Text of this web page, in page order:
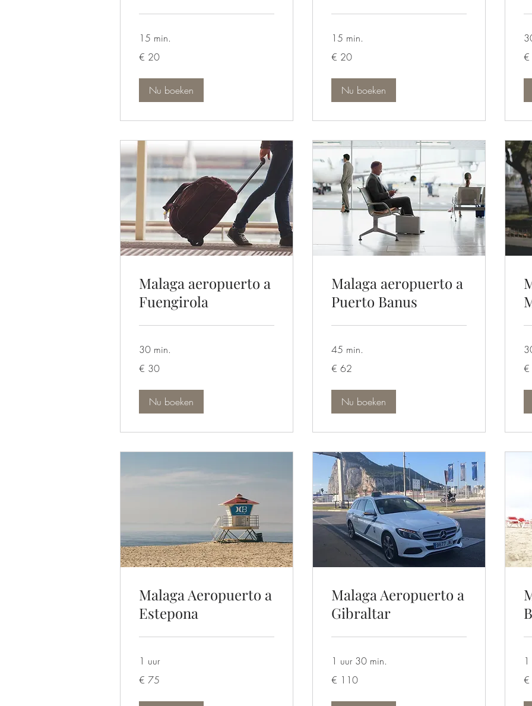
15 min.
euro
€ 20
Nu boeken
15 min.
euro
€ 20
Nu boeken
€
Malaga aeropuerto a
Fuengirola
30 min.
euro
€ 30
Nu boeken
Malaga aeropuerto a
Puerto Banus
45 min.
euro
€ 62
Nu boeken
€
Malaga Aeropuerto a
Estepona
1 uur
euro
€ 75
Malaga Aeropuerto a
Gibraltar
1 uur 30 min.
euro
€ 110 €